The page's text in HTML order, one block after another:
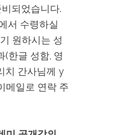
되었습니다.
서 수령하실
원하시는 성
(한글 성함, 영
치 간사님께 y
메일로 연락 주